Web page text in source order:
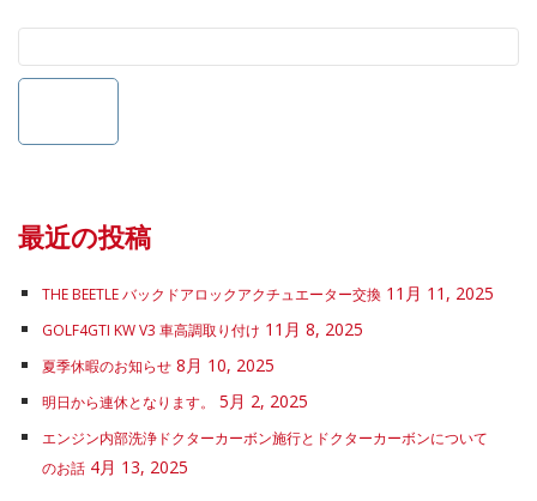
最近の投稿
THE BEETLE バックドアロックアクチュエーター交換 11月 11, 2025
GOLF4GTI KW V3 車高調取り付け 11月 8, 2025
夏季休暇のお知らせ 8月 10, 2025
明日から連休となります。 5月 2, 2025
エンジン内部洗浄ドクターカーボン施行とドクターカーボンについて
のお話 4月 13, 2025